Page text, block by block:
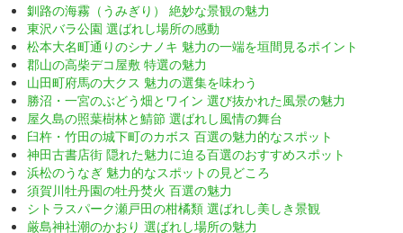
釧路の海霧（うみぎり） 絶妙な景観の魅力
東沢バラ公園 選ばれし場所の感動
松本大名町通りのシナノキ 魅力の一端を垣間見るポイント
郡山の高柴デコ屋敷 特選の魅力
山田町府馬の大クス 魅力の選集を味わう
勝沼・一宮のぶどう畑とワイン 選び抜かれた風景の魅力
屋久島の照葉樹林と鯖節 選ばれし風情の舞台
臼杵・竹田の城下町のカボス 百選の魅力的なスポット
神田古書店街 隠れた魅力に迫る百選のおすすめスポット
浜松のうなぎ 魅力的なスポットの見どころ
須賀川牡丹園の牡丹焚火 百選の魅力
シトラスパーク瀬戸田の柑橘類 選ばれし美しき景観
厳島神社潮のかおり 選ばれし場所の魅力